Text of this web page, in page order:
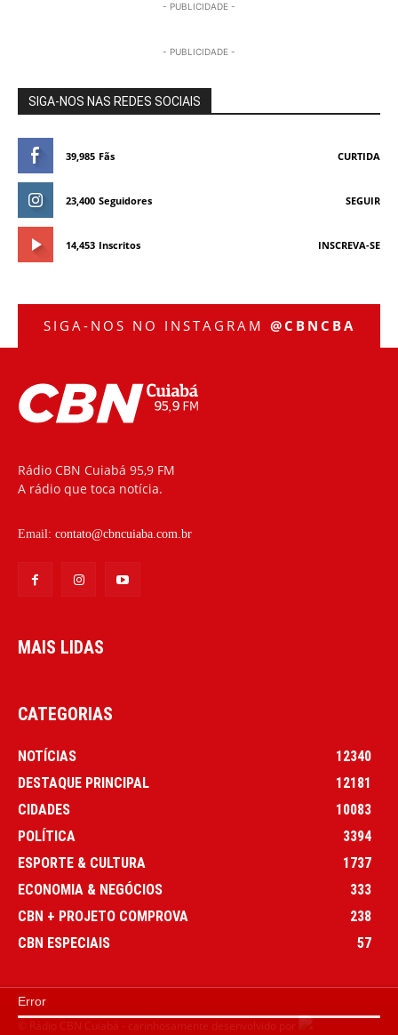
- PUBLICIDADE -
- PUBLICIDADE -
SIGA-NOS NAS REDES SOCIAIS
39,985 Fãs CURTIDA
23,400 Seguidores SEGUIR
14,453 Inscritos INSCREVA-SE
Error
SIGA-NOS NO INSTAGRAM @CBNCBA
Rádio CBN Cuiabá 95,9 FM
A rádio que toca notícia.
Email: contato@cbncuiaba.com.br
MAIS LIDAS
CATEGORIAS
NOTÍCIAS
12340
DESTAQUE PRINCIPAL
12181
CIDADES
10083
POLÍTICA
3394
ESPORTE & CULTURA
1737
ECONOMIA & NEGÓCIOS
333
CBN + PROJETO COMPROVA
238
CBN ESPECIAIS
57
© Rádio CBN Cuiabá - carinhosamente desenvolvido por